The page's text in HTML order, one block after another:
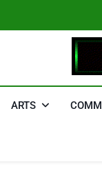
ARTS